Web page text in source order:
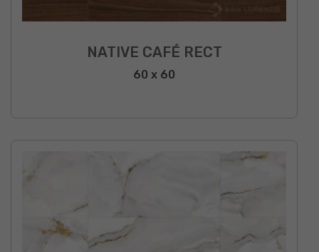
NATIVE CAFÉ RECT
60 x 60